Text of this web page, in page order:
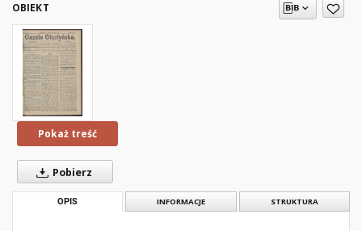
OBIEKT
Pokaż treść
Pobierz
OPIS INFORMACJE STRUKTURA